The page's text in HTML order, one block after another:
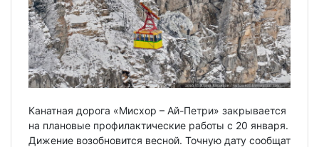
Канатная дорога «Мисхор – Ай-Петри» закрывается
на плановые профилактические работы с 20 января.
Дижение возобновится весной. Точную дату сообщат